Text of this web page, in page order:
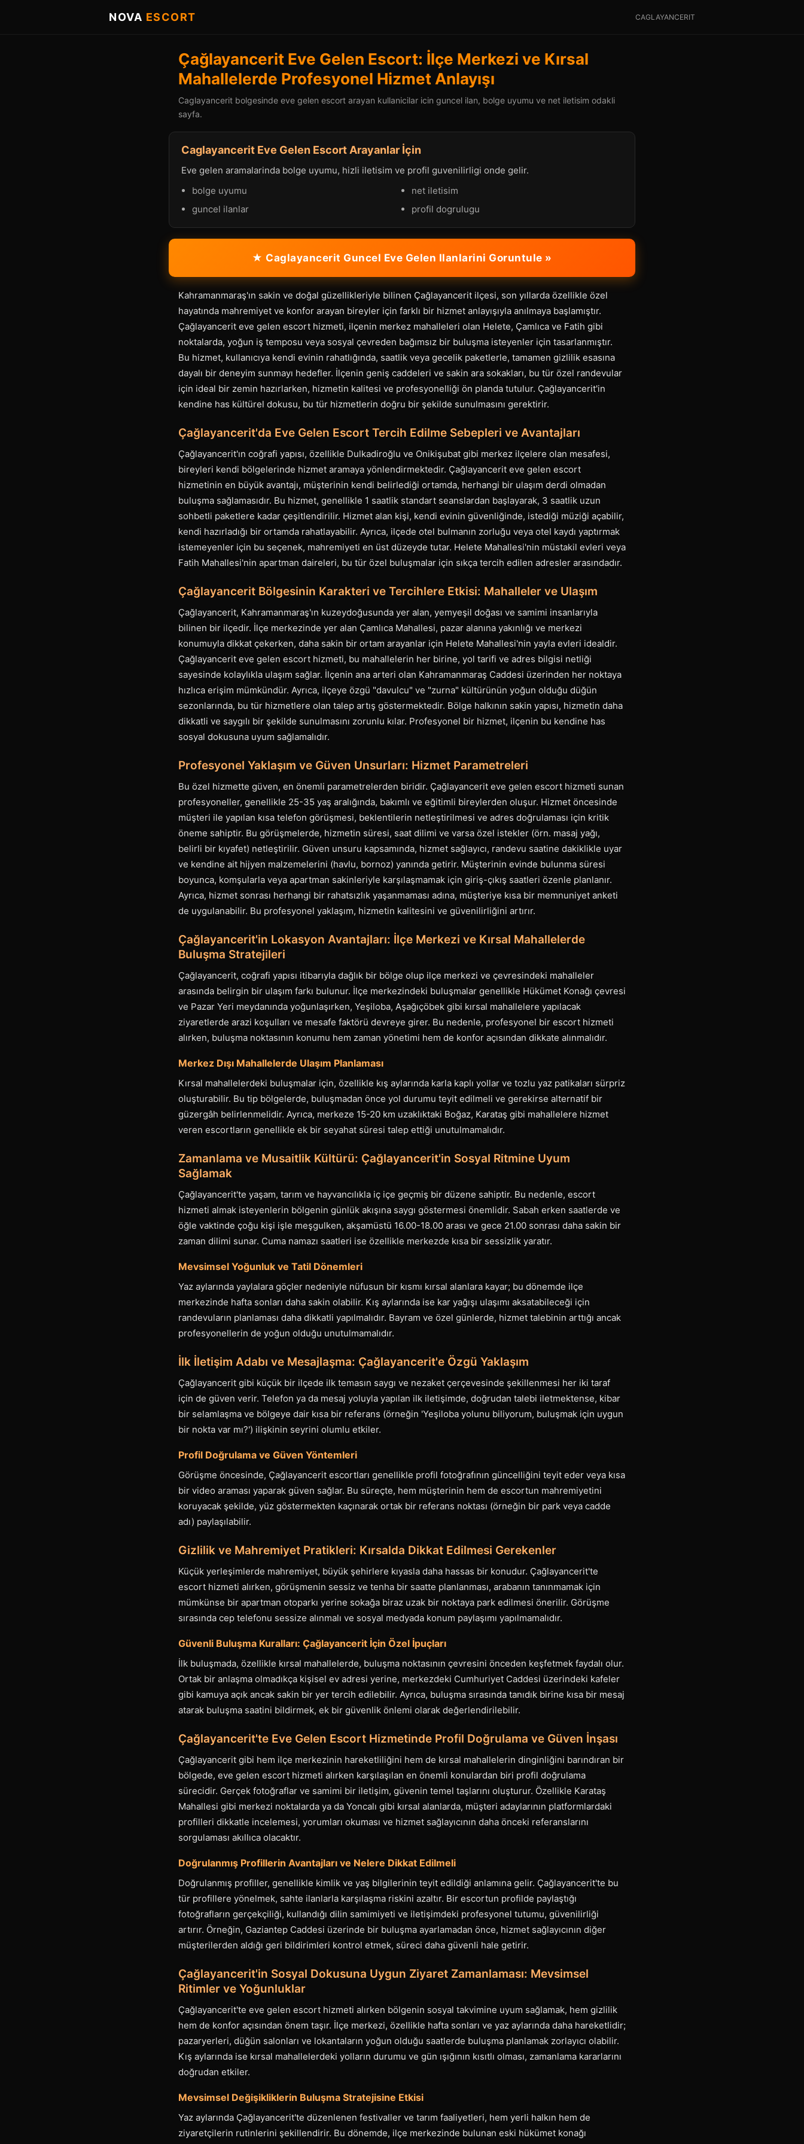
NOVA ESCORT CAGLAYANCERIT
Çağlayancerit Eve Gelen Escort: İlçe Merkezi ve Kırsal
Mahallelerde Profesyonel Hizmet Anlayışı
Caglayancerit bolgesinde eve gelen escort arayan kullanicilar icin guncel ilan, bolge uyumu ve net iletisim odakli
sayfa.
Caglayancerit Eve Gelen Escort Arayanlar İçin
Eve gelen aramalarinda bolge uyumu, hizli iletisim ve profil guvenilirligi onde gelir.
bolge uyumu
net iletisim
guncel ilanlar
profil dogrulugu
★ Caglayancerit Guncel Eve Gelen Ilanlarini Goruntule »
Kahramanmaraş'ın sakin ve doğal güzellikleriyle bilinen Çağlayancerit ilçesi, son yıllarda özellikle özel
hayatında mahremiyet ve konfor arayan bireyler için farklı bir hizmet anlayışıyla anılmaya başlamıştır.
Çağlayancerit eve gelen escort hizmeti, ilçenin merkez mahalleleri olan Helete, Çamlıca ve Fatih gibi
noktalarda, yoğun iş temposu veya sosyal çevreden bağımsız bir buluşma isteyenler için tasarlanmıştır.
Bu hizmet, kullanıcıya kendi evinin rahatlığında, saatlik veya gecelik paketlerle, tamamen gizlilik esasına
dayalı bir deneyim sunmayı hedefler. İlçenin geniş caddeleri ve sakin ara sokakları, bu tür özel randevular
için ideal bir zemin hazırlarken, hizmetin kalitesi ve profesyonelliği ön planda tutulur. Çağlayancerit'in
kendine has kültürel dokusu, bu tür hizmetlerin doğru bir şekilde sunulmasını gerektirir.
Çağlayancerit'da Eve Gelen Escort Tercih Edilme Sebepleri ve Avantajları
Çağlayancerit'ın coğrafi yapısı, özellikle Dulkadiroğlu ve Onikişubat gibi merkez ilçelere olan mesafesi,
bireyleri kendi bölgelerinde hizmet aramaya yönlendirmektedir. Çağlayancerit eve gelen escort
hizmetinin en büyük avantajı, müşterinin kendi belirlediği ortamda, herhangi bir ulaşım derdi olmadan
buluşma sağlamasıdır. Bu hizmet, genellikle 1 saatlik standart seanslardan başlayarak, 3 saatlik uzun
sohbetli paketlere kadar çeşitlendirilir. Hizmet alan kişi, kendi evinin güvenliğinde, istediği müziği açabilir,
kendi hazırladığı bir ortamda rahatlayabilir. Ayrıca, ilçede otel bulmanın zorluğu veya otel kaydı yaptırmak
istemeyenler için bu seçenek, mahremiyeti en üst düzeyde tutar. Helete Mahallesi'nin müstakil evleri veya
Fatih Mahallesi'nin apartman daireleri, bu tür özel buluşmalar için sıkça tercih edilen adresler arasındadır.
Çağlayancerit Bölgesinin Karakteri ve Tercihlere Etkisi: Mahalleler ve Ulaşım
Çağlayancerit, Kahramanmaraş'ın kuzeydoğusunda yer alan, yemyeşil doğası ve samimi insanlarıyla
bilinen bir ilçedir. İlçe merkezinde yer alan Çamlıca Mahallesi, pazar alanına yakınlığı ve merkezi
konumuyla dikkat çekerken, daha sakin bir ortam arayanlar için Helete Mahallesi'nin yayla evleri idealdir.
Çağlayancerit eve gelen escort hizmeti, bu mahallelerin her birine, yol tarifi ve adres bilgisi netliği
sayesinde kolaylıkla ulaşım sağlar. İlçenin ana arteri olan Kahramanmaraş Caddesi üzerinden her noktaya
hızlıca erişim mümkündür. Ayrıca, ilçeye özgü "davulcu" ve "zurna" kültürünün yoğun olduğu düğün
sezonlarında, bu tür hizmetlere olan talep artış göstermektedir. Bölge halkının sakin yapısı, hizmetin daha
dikkatli ve saygılı bir şekilde sunulmasını zorunlu kılar. Profesyonel bir hizmet, ilçenin bu kendine has
sosyal dokusuna uyum sağlamalıdır.
Profesyonel Yaklaşım ve Güven Unsurları: Hizmet Parametreleri
Bu özel hizmette güven, en önemli parametrelerden biridir. Çağlayancerit eve gelen escort hizmeti sunan
profesyoneller, genellikle 25-35 yaş aralığında, bakımlı ve eğitimli bireylerden oluşur. Hizmet öncesinde
müşteri ile yapılan kısa telefon görüşmesi, beklentilerin netleştirilmesi ve adres doğrulaması için kritik
öneme sahiptir. Bu görüşmelerde, hizmetin süresi, saat dilimi ve varsa özel istekler (örn. masaj yağı,
belirli bir kıyafet) netleştirilir. Güven unsuru kapsamında, hizmet sağlayıcı, randevu saatine dakiklikle uyar
ve kendine ait hijyen malzemelerini (havlu, bornoz) yanında getirir. Müşterinin evinde bulunma süresi
boyunca, komşularla veya apartman sakinleriyle karşılaşmamak için giriş-çıkış saatleri özenle planlanır.
Ayrıca, hizmet sonrası herhangi bir rahatsızlık yaşanmaması adına, müşteriye kısa bir memnuniyet anketi
de uygulanabilir. Bu profesyonel yaklaşım, hizmetin kalitesini ve güvenilirliğini artırır.
Çağlayancerit'in Lokasyon Avantajları: İlçe Merkezi ve Kırsal Mahallelerde
Buluşma Stratejileri
Çağlayancerit, coğrafi yapısı itibarıyla dağlık bir bölge olup ilçe merkezi ve çevresindeki mahalleler
arasında belirgin bir ulaşım farkı bulunur. İlçe merkezindeki buluşmalar genellikle Hükümet Konağı çevresi
ve Pazar Yeri meydanında yoğunlaşırken, Yeşiloba, Aşağıçöbek gibi kırsal mahallelere yapılacak
ziyaretlerde arazi koşulları ve mesafe faktörü devreye girer. Bu nedenle, profesyonel bir escort hizmeti
alırken, buluşma noktasının konumu hem zaman yönetimi hem de konfor açısından dikkate alınmalıdır.
Merkez Dışı Mahallelerde Ulaşım Planlaması
Kırsal mahallelerdeki buluşmalar için, özellikle kış aylarında karla kaplı yollar ve tozlu yaz patikaları sürpriz
oluşturabilir. Bu tip bölgelerde, buluşmadan önce yol durumu teyit edilmeli ve gerekirse alternatif bir
güzergâh belirlenmelidir. Ayrıca, merkeze 15-20 km uzaklıktaki Boğaz, Karataş gibi mahallelere hizmet
veren escortların genellikle ek bir seyahat süresi talep ettiği unutulmamalıdır.
Zamanlama ve Musaitlik Kültürü: Çağlayancerit'in Sosyal Ritmine Uyum
Sağlamak
Çağlayancerit'te yaşam, tarım ve hayvancılıkla iç içe geçmiş bir düzene sahiptir. Bu nedenle, escort
hizmeti almak isteyenlerin bölgenin günlük akışına saygı göstermesi önemlidir. Sabah erken saatlerde ve
öğle vaktinde çoğu kişi işle meşgulken, akşamüstü 16.00-18.00 arası ve gece 21.00 sonrası daha sakin bir
zaman dilimi sunar. Cuma namazı saatleri ise özellikle merkezde kısa bir sessizlik yaratır.
Mevsimsel Yoğunluk ve Tatil Dönemleri
Yaz aylarında yaylalara göçler nedeniyle nüfusun bir kısmı kırsal alanlara kayar; bu dönemde ilçe
merkezinde hafta sonları daha sakin olabilir. Kış aylarında ise kar yağışı ulaşımı aksatabileceği için
randevuların planlaması daha dikkatli yapılmalıdır. Bayram ve özel günlerde, hizmet talebinin arttığı ancak
profesyonellerin de yoğun olduğu unutulmamalıdır.
İlk İletişim Adabı ve Mesajlaşma: Çağlayancerit'e Özgü Yaklaşım
Çağlayancerit gibi küçük bir ilçede ilk temasın saygı ve nezaket çerçevesinde şekillenmesi her iki taraf
için de güven verir. Telefon ya da mesaj yoluyla yapılan ilk iletişimde, doğrudan talebi iletmektense, kibar
bir selamlaşma ve bölgeye dair kısa bir referans (örneğin 'Yeşiloba yolunu biliyorum, buluşmak için uygun
bir nokta var mı?') ilişkinin seyrini olumlu etkiler.
Profil Doğrulama ve Güven Yöntemleri
Görüşme öncesinde, Çağlayancerit escortları genellikle profil fotoğrafının güncelliğini teyit eder veya kısa
bir video araması yaparak güven sağlar. Bu süreçte, hem müşterinin hem de escortun mahremiyetini
koruyacak şekilde, yüz göstermekten kaçınarak ortak bir referans noktası (örneğin bir park veya cadde
adı) paylaşılabilir.
Gizlilik ve Mahremiyet Pratikleri: Kırsalda Dikkat Edilmesi Gerekenler
Küçük yerleşimlerde mahremiyet, büyük şehirlere kıyasla daha hassas bir konudur. Çağlayancerit'te
escort hizmeti alırken, görüşmenin sessiz ve tenha bir saatte planlanması, arabanın tanınmamak için
mümkünse bir apartman otoparkı yerine sokağa biraz uzak bir noktaya park edilmesi önerilir. Görüşme
sırasında cep telefonu sessize alınmalı ve sosyal medyada konum paylaşımı yapılmamalıdır.
Güvenli Buluşma Kuralları: Çağlayancerit İçin Özel İpuçları
İlk buluşmada, özellikle kırsal mahallelerde, buluşma noktasının çevresini önceden keşfetmek faydalı olur.
Ortak bir anlaşma olmadıkça kişisel ev adresi yerine, merkezdeki Cumhuriyet Caddesi üzerindeki kafeler
gibi kamuya açık ancak sakin bir yer tercih edilebilir. Ayrıca, buluşma sırasında tanıdık birine kısa bir mesaj
atarak buluşma saatini bildirmek, ek bir güvenlik önlemi olarak değerlendirilebilir.
Çağlayancerit'te Eve Gelen Escort Hizmetinde Profil Doğrulama ve Güven İnşası
Çağlayancerit gibi hem ilçe merkezinin hareketliliğini hem de kırsal mahallelerin dinginliğini barındıran bir
bölgede, eve gelen escort hizmeti alırken karşılaşılan en önemli konulardan biri profil doğrulama
sürecidir. Gerçek fotoğraflar ve samimi bir iletişim, güvenin temel taşlarını oluşturur. Özellikle Karataş
Mahallesi gibi merkezi noktalarda ya da Yoncalı gibi kırsal alanlarda, müşteri adaylarının platformlardaki
profilleri dikkatle incelemesi, yorumları okuması ve hizmet sağlayıcının daha önceki referanslarını
sorgulaması akıllıca olacaktır.
Doğrulanmış Profillerin Avantajları ve Nelere Dikkat Edilmeli
Doğrulanmış profiller, genellikle kimlik ve yaş bilgilerinin teyit edildiği anlamına gelir. Çağlayancerit'te bu
tür profillere yönelmek, sahte ilanlarla karşılaşma riskini azaltır. Bir escortun profilde paylaştığı
fotoğrafların gerçekçiliği, kullandığı dilin samimiyeti ve iletişimdeki profesyonel tutumu, güvenilirliği
artırır. Örneğin, Gaziantep Caddesi üzerinde bir buluşma ayarlamadan önce, hizmet sağlayıcının diğer
müşterilerden aldığı geri bildirimleri kontrol etmek, süreci daha güvenli hale getirir.
Çağlayancerit'in Sosyal Dokusuna Uygun Ziyaret Zamanlaması: Mevsimsel
Ritimler ve Yoğunluklar
Çağlayancerit'te eve gelen escort hizmeti alırken bölgenin sosyal takvimine uyum sağlamak, hem gizlilik
hem de konfor açısından önem taşır. İlçe merkezi, özellikle hafta sonları ve yaz aylarında daha hareketlidir;
pazaryerleri, düğün salonları ve lokantaların yoğun olduğu saatlerde buluşma planlamak zorlayıcı olabilir.
Kış aylarında ise kırsal mahallelerdeki yolların durumu ve gün ışığının kısıtlı olması, zamanlama kararlarını
doğrudan etkiler.
Mevsimsel Değişikliklerin Buluşma Stratejisine Etkisi
Yaz aylarında Çağlayancerit'te düzenlenen festivaller ve tarım faaliyetleri, hem yerli halkın hem de
ziyaretçilerin rutinlerini şekillendirir. Bu dönemde, ilçe merkezinde bulunan eski hükümet konağı